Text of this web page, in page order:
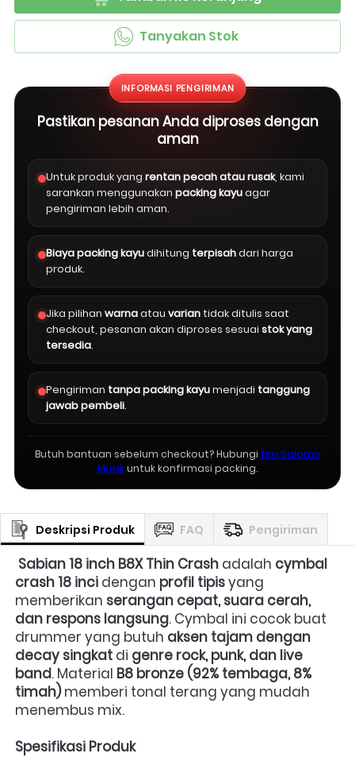
` Tanyakan Stok
INFORMASI PENGIRIMAN
Pastikan pesanan Anda diproses dengan
aman
Untuk produk yang rentan pecah atau rusak, kami
sarankan menggunakan packing kayuagar
pengiriman lebih aman.
Biaya packing kayudihitung terpisahdari harga
produk.
Jika pilihan warnaatau varian tidak ditulis saat
checkout, pesanan akan diproses sesuai stok yang
tersedia.
Pengiriman tanpa packing kayumenjadi tanggung
jawab pembeli.
Butuh bantuan sebelum checkout? Hubungi tim Salomo
Musikuntuk konfirmasi packing.
Deskripsi Produk FAQ Pengiriman
Sabian 18 inch B8X Thin Crash adalah cymbal
crash 18 inci dengan profil tipis yang
memberikan serangan cepat, suara cerah,
dan respons langsung. Cymbal ini cocok buat
drummer yang butuh aksen tajam dengan
decay singkat di genre rock, punk, dan live
band. Material B8 bronze (92% tembaga, 8%
timah) memberi tonal terang yang mudah
menembus mix.
Spesifikasi Produk